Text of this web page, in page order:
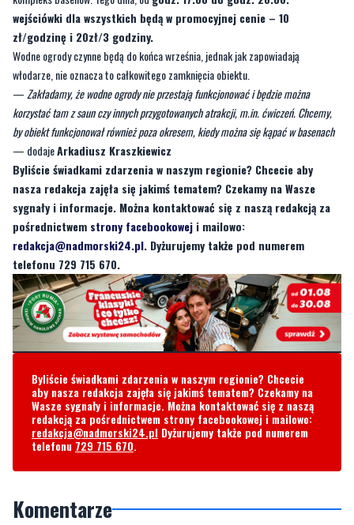
włodarze, nie oznacza to całkowitego zamknięcia obiektu.
—Zakładamy, że wodne ogrody nie przestają funkcjonować i będzie można
korzystać tam z saun czy innych przygotowanych atrakcji, m.in. ćwiczeń. Chcemy,
by obiekt funkcjonował również poza okresem, kiedy można się kąpać w basenach
— dodajeArkadiusz Kraszkiewicz
Byliście świadkami zdarzenia w naszym regionie? Chcecie aby
nasza redakcja zajęła się jakimś tematem? Czekamy na Wasze
sygnały i informacje. Można kontaktować się z naszą redakcją za
pośrednictwemstrony facebookoweji mailowo:
redakcja@nadmorski24.pl. Dyżurujemy także pod numerem
telefonu 729 715 670.
Byliście świadkami zdarzenia w naszym regionie? Chcecie
aby nasza redakcja zajęła się jakimś tematem? Czekamy na
Wasze sygnały i informacje. Można kontaktować się z naszą
redakcja@nadmorski24.plDyżurujemy także pod numerem
telefonu729 715 670.
Komentarze
Co to znaczy z ćwiczeń? Czy tam jest lub będzie siłownia? Chodzi